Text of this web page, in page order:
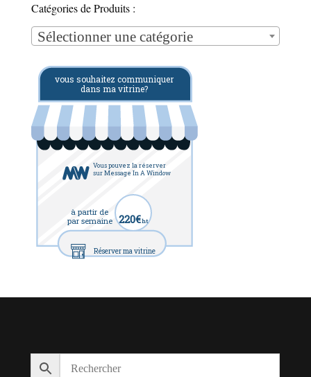
Catégories de Produits :
Sélectionner une catégorie
vous souhaitez communiquer
dans ma vitrine?
Vous pouvez la réserver
sur Message In A Window
à partir de
par semaine 220€ht
Réserver ma vitrine